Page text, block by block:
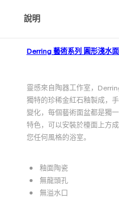
說明
Derring 藝術系列 圓形淺水
靈感來自陶器工作室，
獨特的珍稀金紅石釉製成，
變化，每個藝術面盆都是獨
特色，可以安裝於檯面上方
您任何風格的浴室。
釉面陶瓷
無龍頭孔
無溢水口